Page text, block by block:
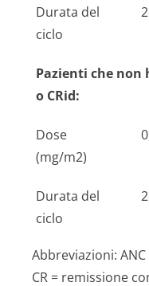
Durata del
ciclo
Pazienti che non
o CRid:
Dose
(mg/m2)
Durata del
ciclo
Abbreviazioni:
CR = remissione